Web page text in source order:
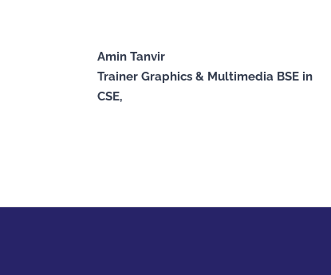
Amin Tanvir
Trainer Graphics & Multimedia BSE in
CSE,